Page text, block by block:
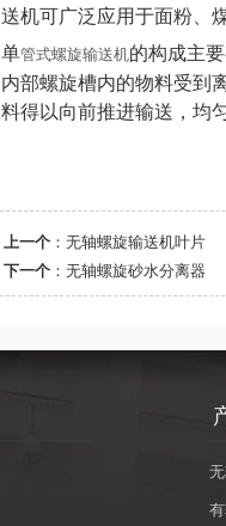
送机可广泛应用于面粉、
单管式螺旋输送机的构成主
内部螺旋槽内的物料受到
料得以向前推进输送，均
上一个 ： 无轴螺旋输送机叶片
下一个 ： 无轴螺旋砂水分离器